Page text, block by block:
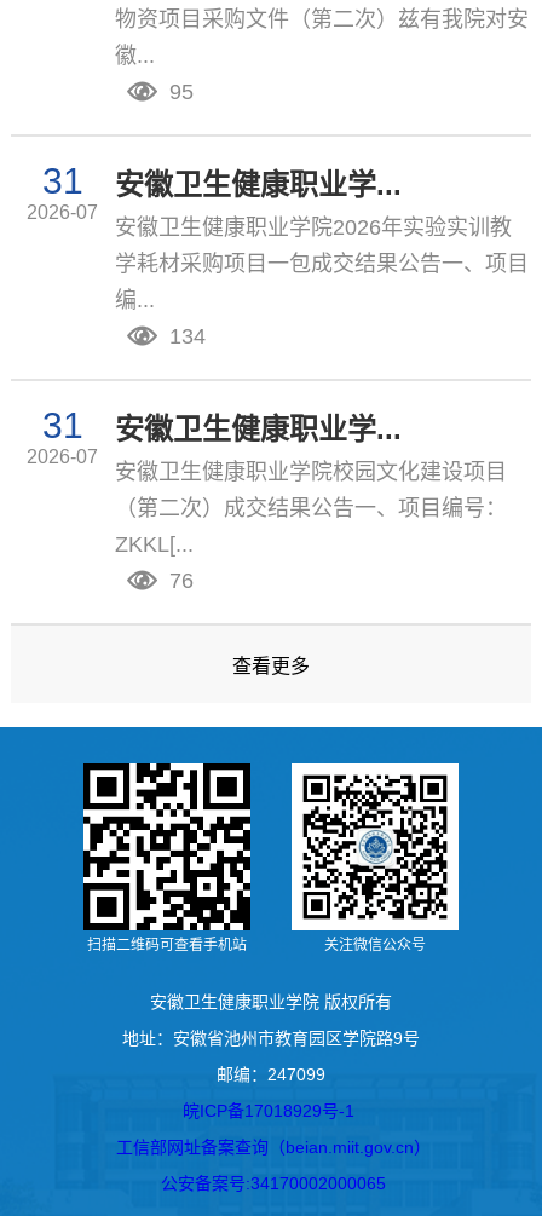
物资项目采购文件（第二次）兹有我院对安
徽...
95
31
2026-07
安徽卫生健康职业学...
安徽卫生健康职业学院2026年实验实训教
学耗材采购项目一包成交结果公告一、项目
编...
134
31
2026-07
安徽卫生健康职业学...
安徽卫生健康职业学院校园文化建设项目
（第二次）成交结果公告一、项目编号：
ZKKL[...
76
查看更多
扫描二维码可查看手机站 关注微信公众号
安徽卫生健康职业学院 版权所有
地址：安徽省池州市教育园区学院路9号
邮编：247099
皖ICP备17018929号-1
工信部网址备案查询（beian.miit.gov.cn）
公安备案号:34170002000065